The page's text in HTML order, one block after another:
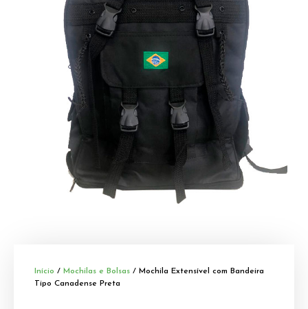
Início / Mochilas e Bolsas / Mochila Extensível com Bandeira
Tipo Canadense Preta